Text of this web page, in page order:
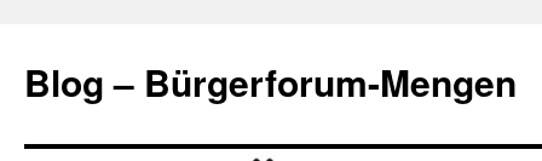
Blog – Bürgerforum-Mengen